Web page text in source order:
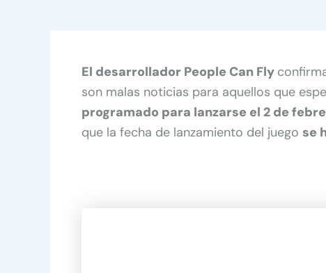
El desarrollador People Can Fly
son malas noticias para aquellos que
programado para lanzarse el 2 de
que la fecha de lanzamiento del juego se